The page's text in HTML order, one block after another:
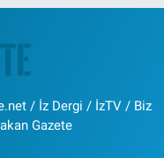
/ İz Dergi / İzTV / Biz
Gazete